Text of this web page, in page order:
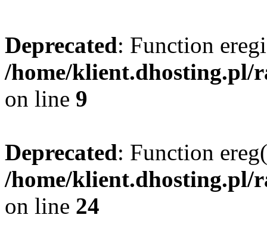
Deprecated: Function
/home/klient.dhosting.pl/
on line 9
Deprecated: Function
/home/klient.dhosting.pl/
on line 24